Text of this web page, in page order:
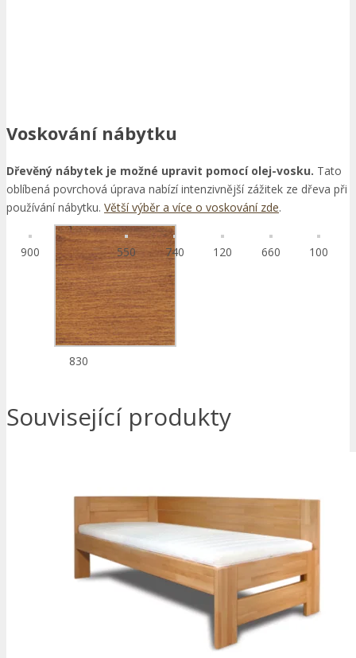
Voskování nábytku
Dřevěný nábytek je možné upravit pomocí olej-vosku. Tato
oblíbená povrchová úprava nabízí intenzivnější zážitek ze dřeva při
používání nábytku. Větší výběr a více o voskování zde.
900
830
550 740 120 660 100
Související produkty